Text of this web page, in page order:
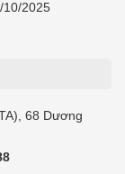
10/2025
68 Dương